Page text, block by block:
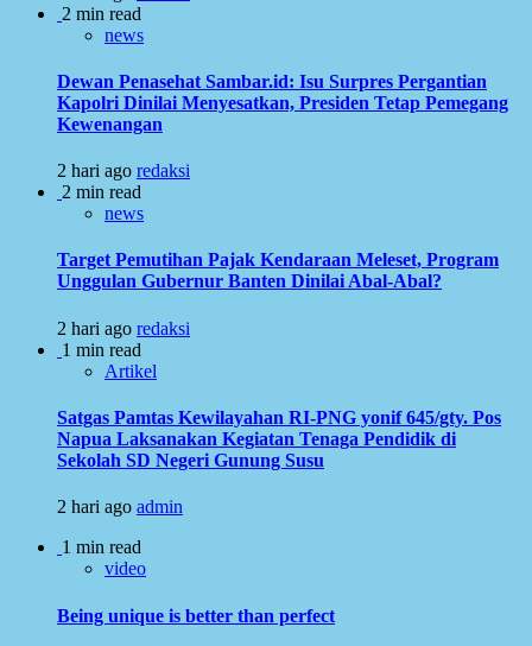
2 min read
news
Dewan Penasehat Sambar.id: Isu Surpres Pergantian
Kapolri Dinilai Menyesatkan, Presiden Tetap Pemegang
Kewenangan
2 hari ago redaksi
2 min read
news
Target Pemutihan Pajak Kendaraan Meleset, Program
Unggulan Gubernur Banten Dinilai Abal-Abal?
2 hari ago redaksi
1 min read
Artikel
Satgas Pamtas Kewilayahan RI-PNG yonif 645/gty. Pos
Napua Laksanakan Kegiatan Tenaga Pendidik di
Sekolah SD Negeri Gunung Susu
2 hari ago admin
1 min read
video
Being unique is better than perfect